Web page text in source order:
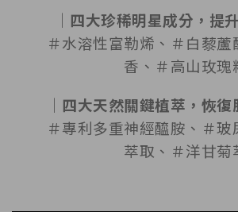
｜四大珍稀明星成分，提
＃水溶性富勒烯、＃白藜
香、＃高山玫瑰
｜四大天然關鍵植萃，恢復
＃專利多重神經醯胺、＃
萃取、＃洋甘菊